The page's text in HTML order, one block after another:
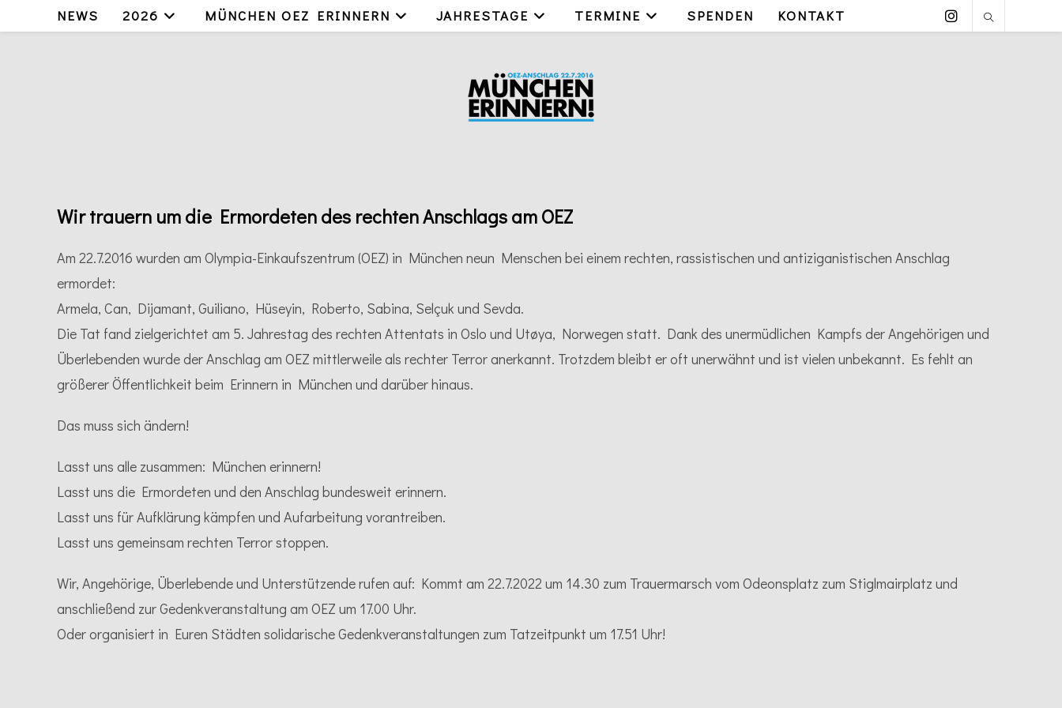
Inhalt
NEWS 2026 MÜNCHEN OEZ ERINNERN JAHRESTAGE TERMINE SPENDEN KONTAKT
Wir trauern um die Ermordeten des rechten Anschlags am OEZ
Am 22.7.2016 wurden am Olympia-Einkaufszentrum (OEZ) in München neun Menschen bei einem rechten, rassistischen und antiziganistischen Anschlag
ermordet:
Armela, Can, Dijamant, Guiliano, Hüseyin, Roberto, Sabina, Selçuk und Sevda.
Die Tat fand zielgerichtet am 5. Jahrestag des rechten Attentats in Oslo und Utøya, Norwegen statt. Dank des unermüdlichen Kampfs der Angehörigen und
Überlebenden wurde der Anschlag am OEZ mittlerweile als rechter Terror anerkannt. Trotzdem bleibt er oft unerwähnt und ist vielen unbekannt. Es fehlt an
größerer Öffentlichkeit beim Erinnern in München und darüber hinaus.
Das muss sich ändern!
Lasst uns alle zusammen: München erinnern!
Lasst uns die Ermordeten und den Anschlag bundesweit erinnern.
Lasst uns für Aufklärung kämpfen und Aufarbeitung vorantreiben.
Lasst uns gemeinsam rechten Terror stoppen.
Wir, Angehörige, Überlebende und Unterstützende rufen auf: Kommt am 22.7.2022 um 14.30 zum Trauermarsch vom Odeonsplatz zum Stiglmairplatz und
anschließend zur Gedenkveranstaltung am OEZ um 17.00 Uhr.
Oder organisiert in Euren Städten solidarische Gedenkveranstaltungen zum Tatzeitpunkt um 17.51 Uhr!